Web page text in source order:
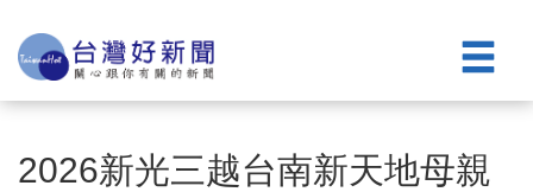
2026新光三越台南新天地母親